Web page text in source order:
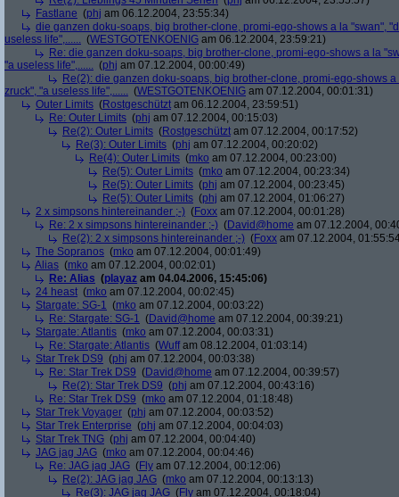
Fastlane (phj am 06.12.2004, 23:55:34)
die ganzen doku-soaps, big brother-clone, promi-ego-shows a la "swan",
useless life",...... (WESTGOTENKOENIG am 06.12.2004, 23:59:21)
Re: die ganzen doku-soaps, big brother-clone, promi-ego-shows a la
"a useless life",...... (phj am 07.12.2004, 00:00:49)
Re(2): die ganzen doku-soaps, big brother-clone, promi-ego-shows
zruck", "a useless life",...... (WESTGOTENKOENIG am 07.12.2004, 00:01:31)
Outer Limits (Rostgeschützt am 06.12.2004, 23:59:51)
Re: Outer Limits (phj am 07.12.2004, 00:15:03)
Re(2): Outer Limits (Rostgeschützt am 07.12.2004, 00:17:52)
Re(3): Outer Limits (phj am 07.12.2004, 00:20:02)
Re(4): Outer Limits (mko am 07.12.2004, 00:23:00)
Re(5): Outer Limits (mko am 07.12.2004, 00:23:34)
Re(5): Outer Limits (phj am 07.12.2004, 00:23:45)
Re(5): Outer Limits (phj am 07.12.2004, 01:06:27)
2 x simpsons hintereinander ;-) (Foxx am 07.12.2004, 00:01:28)
Re: 2 x simpsons hintereinander ;-) (David@home am 07.12.2004,
Re(2): 2 x simpsons hintereinander ;-) (Foxx am 07.12.2004,
The Sopranos (mko am 07.12.2004, 00:01:49)
Alias (mko am 07.12.2004, 00:02:01)
Re: Alias (playaz am 04.04.2006, 15:45:06)
24 heast (mko am 07.12.2004, 00:02:45)
Stargate: SG-1 (mko am 07.12.2004, 00:03:22)
Re: Stargate: SG-1 (David@home am 07.12.2004, 00:39:21)
Stargate: Atlantis (mko am 07.12.2004, 00:03:31)
Re: Stargate: Atlantis (Wuffam 08.12.2004, 01:03:14)
Star Trek DS9 (phj am 07.12.2004, 00:03:38)
Re: Star Trek DS9 (David@home am 07.12.2004, 00:39:57)
Re(2): Star Trek DS9 (phj am 07.12.2004, 00:43:16)
Re: Star Trek DS9 (mko am 07.12.2004, 01:18:48)
Star Trek Voyager (phj am 07.12.2004, 00:03:52)
Star Trek Enterprise (phj am 07.12.2004, 00:04:03)
Star Trek TNG (phj am 07.12.2004, 00:04:40)
JAG jag JAG (mko am 07.12.2004, 00:04:46)
Re: JAG jag JAG (Fly am 07.12.2004, 00:12:06)
Re(2): JAG jag JAG (mko am 07.12.2004, 00:13:13)
Re(3): JAG jag JAG (Fly am 07.12.2004, 00:18:04)